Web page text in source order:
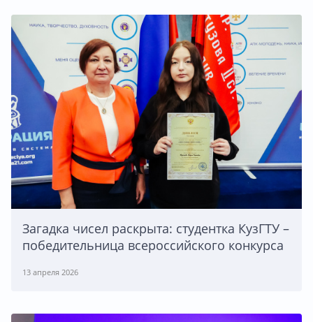
Загадка чисел раскрыта: студентка КузГТУ –
победительница всероссийского конкурса
13 апреля 2026